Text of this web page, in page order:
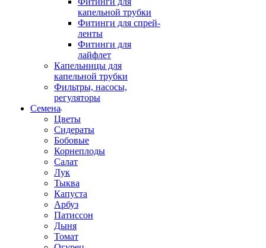
капельной трубки
Фитинги для спрей-
ленты
Фитинги для
лайфлет
Капельницы для
капельной трубки
Фильтры, насосы,
регуляторы
Семена
Цветы
Сидераты
Бобовые
Корнеплоды
Салат
Лук
Тыква
Капуста
Арбуз
Патиссон
Дыня
Томат